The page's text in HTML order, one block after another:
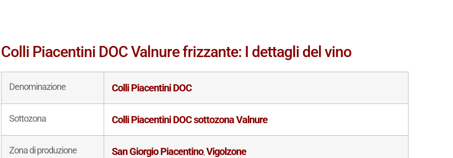
Colli Piacentini DOC Valnure frizzante: I dettagli del vino
Denominazione Colli Piacentini DOC
Sottozona Colli Piacentini DOC sottozona Valnure
Zona di produzione San Giorgio Piacentino,Vigolzone